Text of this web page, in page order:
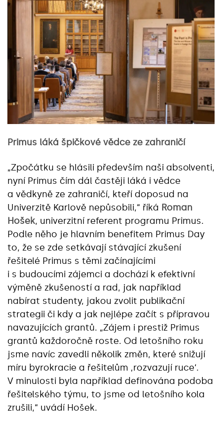
Primus láká špičkové vědce ze zahraničí
„Zpočátku se hlásili především naši absolventi,
nyní Primus čím dál častěji láká i vědce
a vědkyně ze zahraničí, kteří doposud na
Univerzitě Karlově nepůsobili,“ říká Roman
Hošek, univerzitní referent programu Primus.
Podle něho je hlavním benefitem Primus Day
to, že se zde setkávají stávající zkušení
řešitelé Primus s těmi začínajícími
i s budoucími zájemci a dochází k efektivní
výměně zkušeností a rad, jak například
nabírat studenty, jakou zvolit publikační
strategii či kdy a jak nejlépe začít s přípravou
navazujících grantů. „Zájem i prestiž Primus
grantů každoročně roste. Od letošního roku
jsme navíc zavedli několik změn, které snižují
míru byrokracie a řešitelům ‚rozvazují ruce‘.
V minulosti byla například definována podoba
řešitelského týmu, to jsme od letošního kola
zrušili,“ uvádí Hošek.